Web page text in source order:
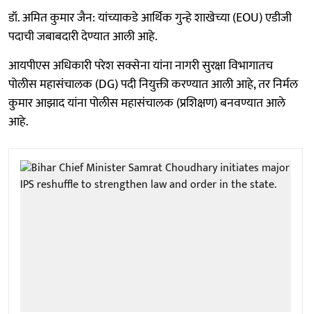
डॉ. अमित कुमार जैन: यांच्याकडे आर्थिक गुन्हे शाखेच्या (EOU) एडीजी
पदाची जबाबदारी देण्यात आली आहे.
आयपीएस अधिकारी परेश सक्सेना यांना नागरी सुरक्षा विभागातच
पोलीस महासंचालक (DG) पदी नियुक्ती करण्यात आली आहे, तर निर्मल
कुमार आझाद यांना पोलीस महासंचालक (प्रशिक्षण) बनवण्यात आले
आहे.